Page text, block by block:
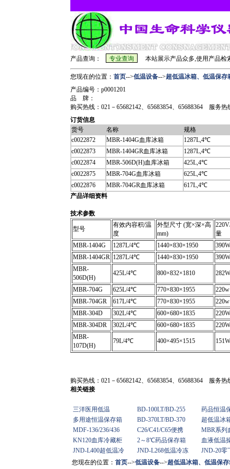
产品查询： 本站展示产品众多,使用产品检
您现在的位置： 首页-->低温设备-->超低温冰箱、低温保存
产品编号：p0001201
品 牌：
购买热线：021－65682142、65683854、65688364 服务热
订货信息
货号
名称
规格
c0022872
MBR-1404G血库冰箱
1287L,4℃
c0022873
MBR-1404GR血库冰箱
1287L,4℃
c0022874
MBR-506D(H)血库冰箱
425L,4℃
c0022875
MBR-704G血库冰箱
625L,4℃
c0022876
MBR-704GR血库冰箱
617L,4℃
产品详细资料
技术参数
型号
有效内容积/温
度
外型尺寸 (宽×深×高
mm)
量
MBR-1404G
1287L/4℃ 1440×830×1950
390W
MBR-1404GR 1287L/4℃ 1440×830×1950
390W
MBR-
506D(H)
425L/4℃ 800×832×1810 282W
MBR-704G 625L/4℃ 770×830×1955
220w
MBR-704GR
617L/4℃ 770×830×1955
220w
MBR-304D
302L/4℃ 600×680×1835
220W
MBR-304DR
302L/4℃ 600×680×1835
220W
MBR-
107D(H)
79L/4℃ 400×495×1515 151W
购买热线：021－65682142、65683854、65688364 服务
相关链接
三洋医用低温 BD-100LT/BD-255
药品恒温
多用途恒温保存箱
BD-370LT/BD-370
超低温冰
MDF-136/236/436
C26/C41/C65便携
MBR系列
KN120血库冷藏柜
2～8℃药品保存箱
血液低温
JND-L400超低温冷
JND-L268低温冷冻
JND-20零
您现在的位置： 首页-->低温设备-->超低温冰箱、低温保